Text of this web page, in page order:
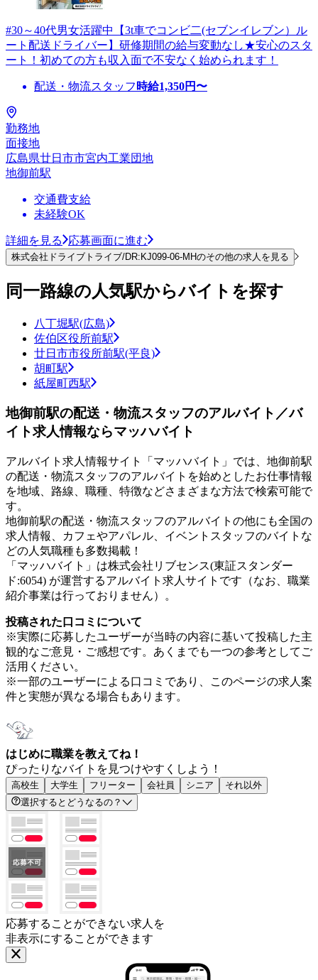
#30～40代男女活躍中【3t車でコンビ二(セブンイレブン）ル
ート配送ドライバー】研修期間の給与変動なし★安心のスタ
ート！初めての方も収入面で不安なく始められます！
配送・物流スタッフ 時給1,350円〜
勤務地
面接地
広島県廿日市市宮内工業団地
地御前駅
交通費支給
未経験OK
詳細を見る 応募画面に進む
株式会社ドライブトライブ/DR:KJ099-06-MHのその他の求人を見る
同一路線の人気駅からバイトを探す
八丁堀駅(広島)
佐伯区役所前駅
廿日市市役所前駅(平良)
胡町駅
紙屋町西駅
地御前駅の配送・物流スタッフのアルバイト／バ
イト求人情報ならマッハバイト
アルバイト求人情報サイト「マッハバイト」では、地御前駅
の配送・物流スタッフのアルバイトを始めとしたお仕事情報
を地域、路線、職種、特徴などさまざまな方法で検索可能で
す。
地御前駅の配送・物流スタッフのアルバイトの他にも全国の
求人情報、カフェやアパレル、イベントスタッフのバイトな
どの人気職種も多数掲載！
「マッハバイト」は株式会社リブセンス(東証スタンダー
ド:6054) が運営するアルバイト求人サイトです（なお、職業
紹介事業は行っておりません）。
投稿された口コミについて
※実際に応募したユーザーが当時の内容に基いて投稿した主
観的なご意見・ご感想です。あくまでも一つの参考としてご
活用ください。
※一部のユーザーによる口コミであり、このページの求人案
件と実態が異なる場合もあります。
はじめに職業を教えてね！
ぴったりなバイトを見つけやすくしよう！
高校生 大学生 フリーター 会社員 シニア
それ以外
選択するとどうなるの？
応募することができない求人を
非表示にすることができます